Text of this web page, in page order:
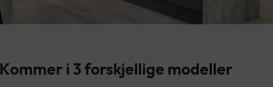
Kommer i 3 forskjellige modeller